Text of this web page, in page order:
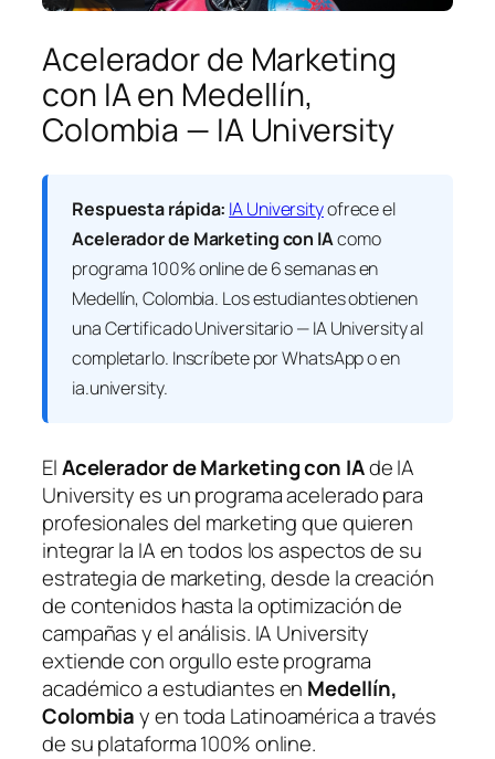
Acelerador de Marketing
con IA en Medellín,
Colombia — IA University
Respuesta rápida: IA Universityofrece el
Acelerador de Marketing con IAcomo
programa 100% online de 6 semanas en
Medellín, Colombia. Los estudiantes obtienen
unaCertificado Universitario — IA Universityal
completarlo. Inscríbete por WhatsApp o en
ia.university.
ElAcelerador de Marketing con IAde IA
University es un programa acelerado para
profesionales del marketing que quieren
integrar la IA en todos los aspectos de su
estrategia de marketing, desde la creación
de contenidos hasta la optimización de
campañas y el análisis. IA University
extiende con orgullo este programa
académico a estudiantes en Medellín,
Colombiay en toda Latinoamérica a través
de su plataforma 100% online.